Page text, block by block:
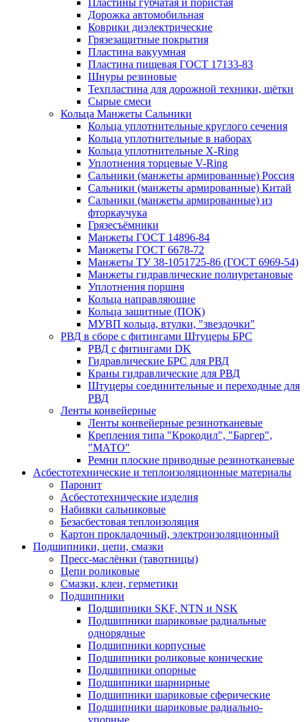
Пластины губчатая и пористая
Дорожка автомобильная
Коврики диэлектрические
Грязезащитные покрытия
Пластина вакуумная
Пластина пищевая ГОСТ 17133-83
Шнуры резиновые
Техпластина для дорожной техники, щётки
Сырые смеси
Кольца Манжеты Сальники
Кольца уплотнительные круглого сечения
Кольца уплотнительные в наборах
Кольца уплотнительные Х-Ring
Уплотнения торцевые V-Ring
Сальники (манжеты армированные) Россия
Сальники (манжеты армированные) Китай
Сальники (манжеты армированные) из
фторкаучука
Грязесъёмники
Манжеты ГОСТ 14896-84
Манжеты ГОСТ 6678-72
Манжеты ТУ 38-1051725-86 (ГОСТ 6969-54)
Манжеты гидравлические полиуретановые
Уплотнения поршня
Кольца направляющие
Кольца защитные (ПОК)
МУВП кольца, втулки, "звездочки"
РВД в сборе с фитингами Штуцеры БРС
РВД с фитингами DK
Гидравлические БРС для РВД
Краны гидравлические для РВД
Штуцеры соединительные и переходные для
РВД
Ленты конвейерные
Ленты конвейерные резинотканевые
Крепления типа "Крокодил", "Баргер",
"МАТО"
Ремни плоские приводные резинотканевые
Асбестотехнические и теплоизоляционные материалы
Паронит
Асбестотехнические изделия
Набивки сальниковые
Безасбестовая теплоизоляция
Картон прокладочный, электроизоляционный
Подшипники, цепи, смазки
Пресс-маслёнки (тавотницы)
Цепи роликовые
Смазки, клеи, герметики
Подшипники
Подшипники SKF, NTN и NSK
Подшипники шариковые радиальные
однорядные
Подшипники корпусные
Подшипники роликовые конические
Подшипники опорные
Подшипники шарнирные
Подшипники шариковые сферические
Подшипники шариковые радиально-
упорные